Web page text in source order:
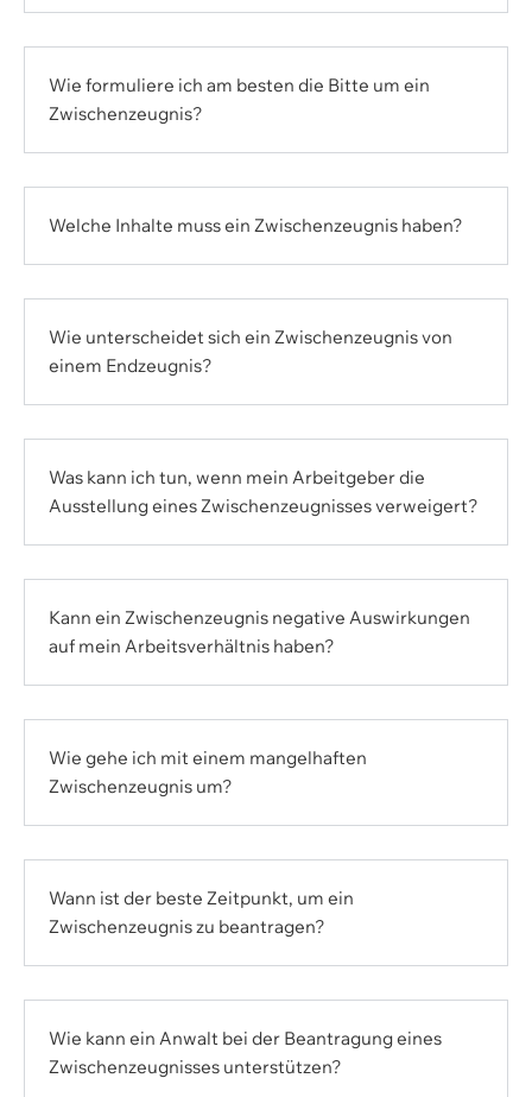
Wie formuliere ich am besten die Bitte um ein
Zwischenzeugnis?
Welche Inhalte muss ein Zwischenzeugnis haben?
Wie unterscheidet sich ein Zwischenzeugnis von
einem Endzeugnis?
Was kann ich tun, wenn mein Arbeitgeber die
Ausstellung eines Zwischenzeugnisses verweigert?
Kann ein Zwischenzeugnis negative Auswirkungen
auf mein Arbeitsverhältnis haben?
Wie gehe ich mit einem mangelhaften
Zwischenzeugnis um?
Wann ist der beste Zeitpunkt, um ein
Zwischenzeugnis zu beantragen?
Wie kann ein Anwalt bei der Beantragung eines
Zwischenzeugnisses unterstützen?